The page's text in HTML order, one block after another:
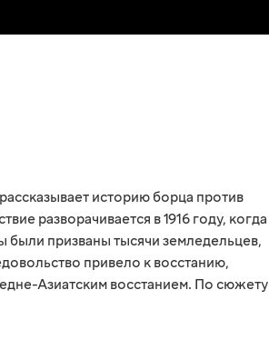
историю борца против
разворачивается в 1916 году, когда
призваны тысячи земледельцев,
привело к восстанию,
Азиатским восстанием. По сюжету